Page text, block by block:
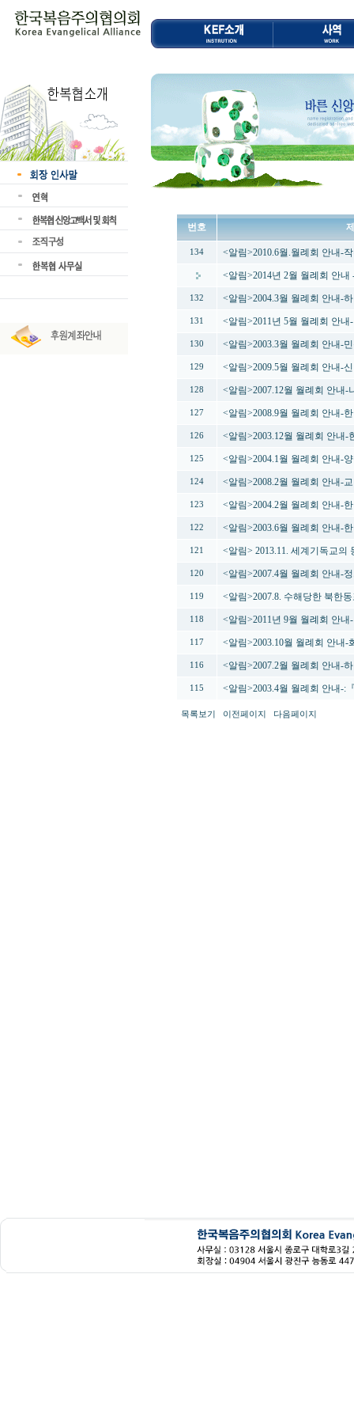
번호
134 <알림>2010.6월.월례회 안내-
<알림>2014년 2월 월례회 안
132 <알림>2004.3월 월례회 안내-
131 <알림>2011년 5월 월례회 안
130 <알림>2003.3월 월례회 안내-
129 <알림>2009.5월 월례회 안내-
128 <알림>2007.12월 월례회 안내
127 <알림>2008.9월 월례회 안내-
126 <알림>2003.12월 월례회 안내
125 <알림>2004.1월 월례회 안내-
124 <알림>2008.2월 월례회 안내-
123 <알림>2004.2월 월례회 안내-
122 <알림>2003.6월 월례회 안내-
121 <알림> 2013.11. 세계기독교의
120 <알림>2007.4월 월례회 안내-
119 <알림>2007.8. 수해당한 북한
118 <알림>2011년 9월 월례회 안
117 <알림>2003.10월 월례회 안내-
116 <알림>2007.2월 월례회 안내-
115 <알림>2003.4월 월례회 안내-:
목록보기 이전페이지 다음페이지